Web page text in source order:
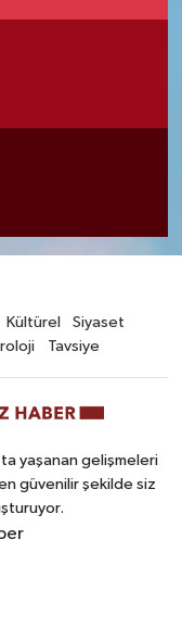
Kültürel
Siyaset
Tavsiye
yaşanan gelişmeleri
en güvenilir şekilde siz